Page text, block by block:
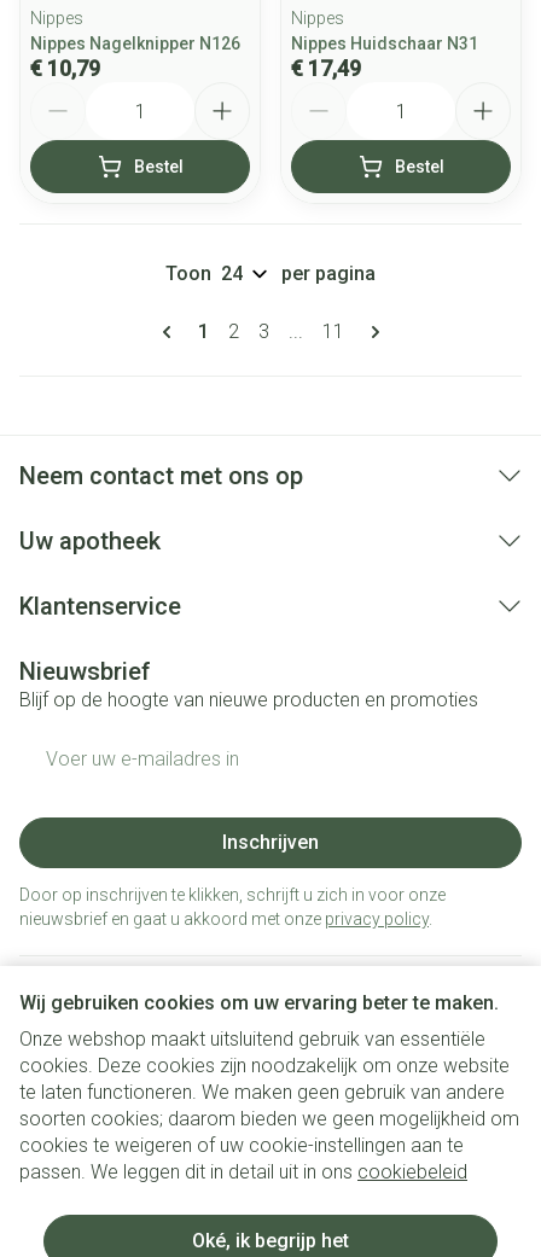
Wij gebruiken cookies om uw ervaring beter te maken.
Onze webshop maakt uitsluitend gebruik van essentiële
cookies. Deze cookies zijn noodzakelijk om onze website
te laten functioneren. We maken geen gebruik van andere
soorten cookies; daarom bieden we geen mogelijkheid om
cookies te weigeren of uw cookie-instellingen aan te
passen. We leggen dit in detail uit in ons cookiebeleid
Oké, ik begrijp het
Nippes
Nippes Nagelknipper N126
€ 10,79
Bestel
Nippes
Nippes Huidschaar N31
€ 17,49
Bestel
Pagina's
U lees momenteel pagina
1 Pagina
2 Pagina
3 ... Pagina
11
Toon per pagina
Neem contact met ons op
Uw apotheek
Klantenservice
Nieuwsbrief
Blijf op de hoogte van nieuwe producten en promoties
Inschrijven
Door op inschrijven te klikken, schrijft u zich in voor onze
nieuwsbrief en gaat u akkoord met onze privacy policy.
Juridische links